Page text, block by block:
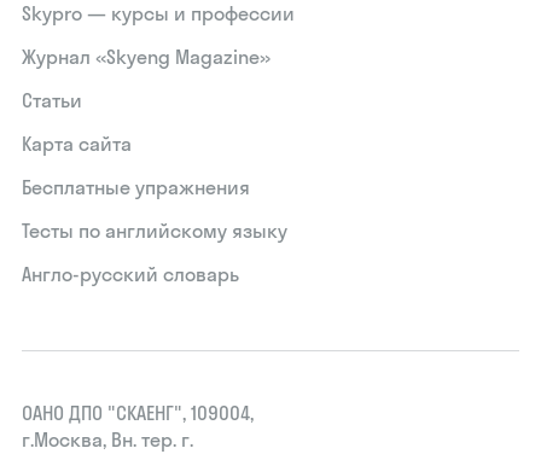
Skypro — курсы и профессии
Журнал «Skyeng Magazine»
Статьи
Карта сайта
Бесплатные упражнения
Тесты по английскому языку
Англо-русский словарь
ОАНО ДПО "СКАЕНГ", 109004,
г.Москва, Вн. тер. г.